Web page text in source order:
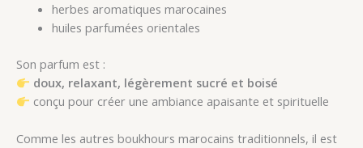
herbes aromatiques marocaines
huiles parfumées orientales
Son parfum est :
doux, relaxant, légèrement sucré et boisé
conçu pour créer une ambiance apaisante et spirituelle
Comme les autres boukhours marocains traditionnels, il est